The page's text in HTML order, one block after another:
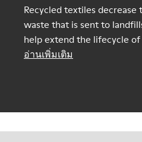
Recycled textiles decrease
waste that is sent to
help extend the lifecycle of
อ่านเพิ่มเติม